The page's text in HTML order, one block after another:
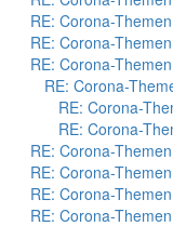
RE: Corona-Themen
RE: Corona-Themen
RE: Corona-Themen
RE: Corona-
RE: Corona-
RE: Corona-
RE: Corona-Themen
RE: Corona-Themen
RE: Corona-Themen
RE: Corona-Themen